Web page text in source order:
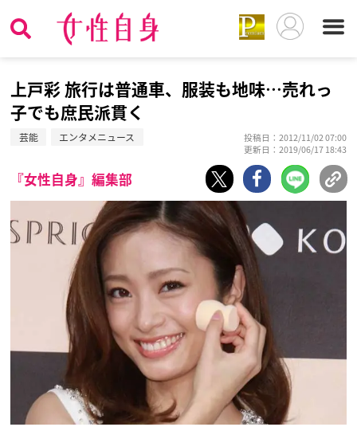
上戸彩 旅行は普通車、服装も地味…売れっ
子でも庶民派貫く
芸能 エンタメニュース
投稿日：2012/11/02 07:00
更新日：2019/06/17 18:43
『女性自身』編集部